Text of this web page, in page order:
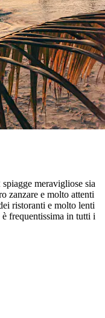
meravigliose sia
zanzare e molto attenti
ristoranti e molto lenti
frequentissima in tutti i